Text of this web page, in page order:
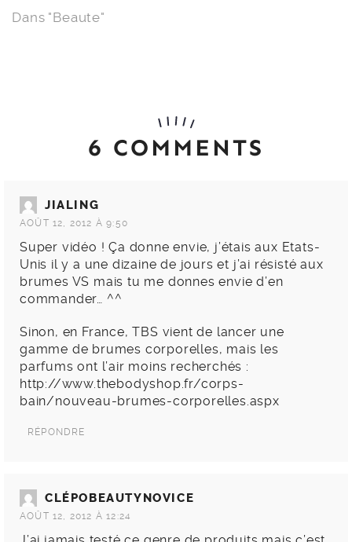
Dans "Beaute"
6 COMMENTS
JIALING
AOÛT 12, 2012 À 9:50
Super vidéo ! Ça donne envie, j’étais aux Etats-
Unis il y a une dizaine de jours et j’ai résisté aux
brumes VS mais tu me donnes envie d’en
commander… ^^
Sinon, en France, TBS vient de lancer une
gamme de brumes corporelles, mais les
parfums ont l’air moins recherchés :
http://www.thebodyshop.fr/corps-
bain/nouveau-brumes-corporelles.aspx
RÉPONDRE
CLÉPOBEAUTYNOVICE
AOÛT 12, 2012 À 12:24